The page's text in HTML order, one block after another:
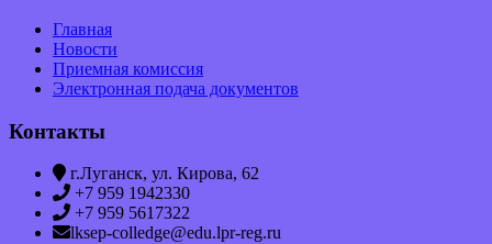
Главная
Новости
Приемная комиссия
Электронная подача документов
Контакты
г.Луганск, ул. Кирова, 62
+7 959 1942330
+7 959 5617322
lksep-colledge@edu.lpr-reg.ru